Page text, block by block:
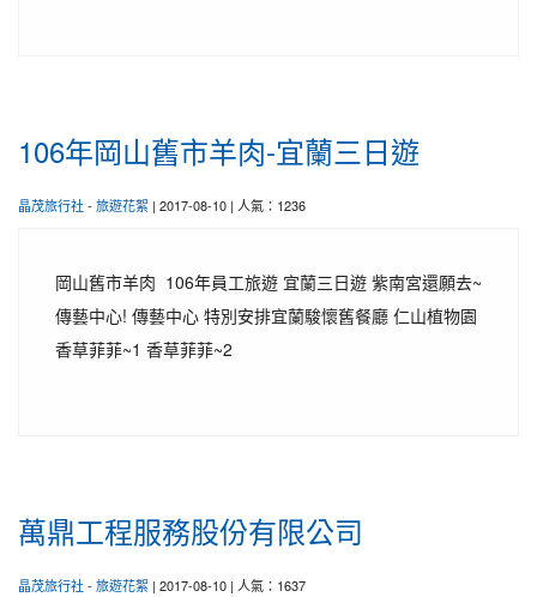
106年岡山舊市羊肉-宜蘭三日遊
晶茂旅行社- 旅遊花絮 | 2017-08-10 | 人氣：1236
岡山舊市羊肉 106年員工旅遊 宜蘭三日遊 紫南宮還願去~
傳藝中心! 傳藝中心 特別安排宜蘭駿懷舊餐廳 仁山植物園
香草菲菲~1 香草菲菲~2
萬鼎工程服務股份有限公司
晶茂旅行社- 旅遊花絮 | 2017-08-10 | 人氣：1637